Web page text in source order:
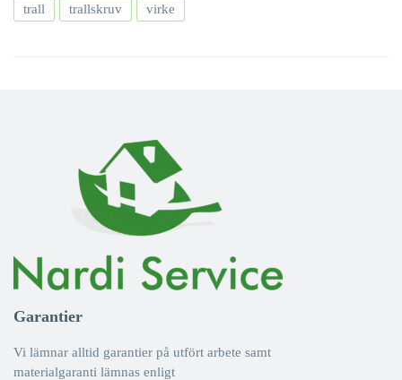
trall trallskruv virke
Garantier
Vi lämnar alltid garantier på utfört arbete samt
materialgaranti lämnas enligt